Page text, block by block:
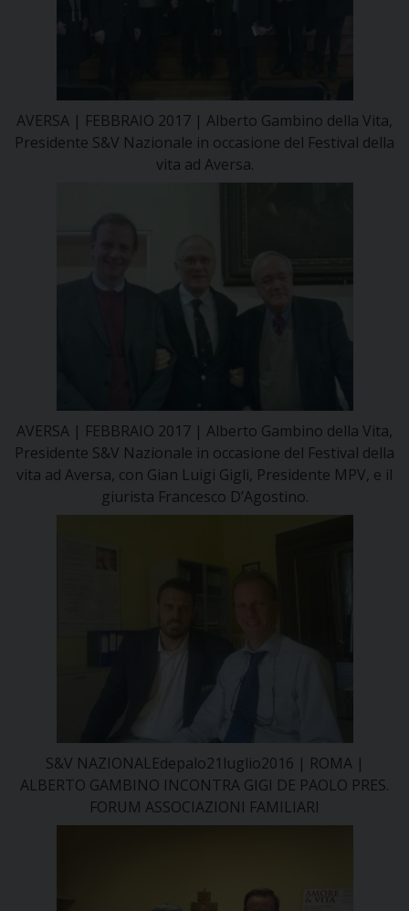
AVERSA | FEBBRAIO 2017 | Alberto Gambino della Vita,
Presidente S&V Nazionale in occasione del Festival della
vita ad Aversa.
AVERSA | FEBBRAIO 2017 | Alberto Gambino della Vita,
Presidente S&V Nazionale in occasione del Festival della
vita ad Aversa, con Gian Luigi Gigli, Presidente MPV, e il
giurista Francesco D’Agostino.
S&V NAZIONALEdepalo21luglio2016 | ROMA |
ALBERTO GAMBINO INCONTRA GIGI DE PAOLO PRES.
FORUM ASSOCIAZIONI FAMILIARI